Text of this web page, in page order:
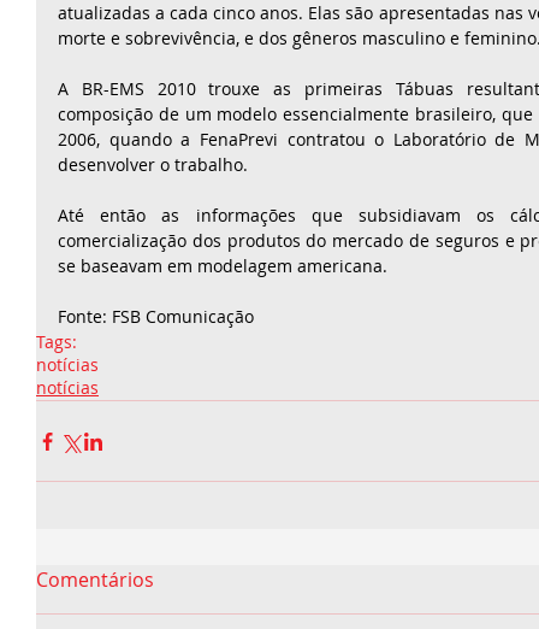
atualizadas a cada cinco anos. Elas são apresentadas nas
morte e sobrevivência, e dos gêneros masculino e
A BR-EMS 2010 trouxe as primeiras Tábuas
composição de um modelo essencialmente brasileiro,
2006, quando a FenaPrevi contratou o Laboratório de
desenvolver o trabalho.
Até então as informações que subsidiavam os
comercialização dos produtos do mercado de seguros e
se baseavam em modelagem americana.
Fonte: FSB Comunicação
Tags:
notícias
notícias
Comentários